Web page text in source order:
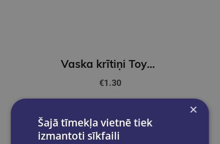
Vaska krītiņi ToyColor 12 krāsas
€1.30
×
Šajā tīmekļa vietnē tiek
izmantoti sīkfaili